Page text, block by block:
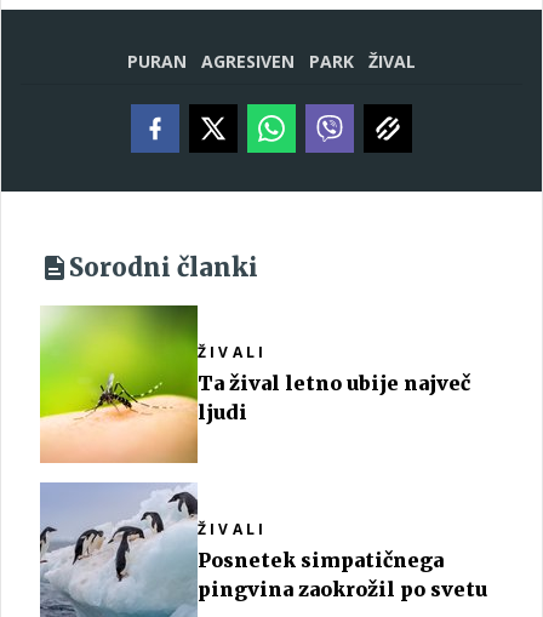
PURAN AGRESIVEN PARK ŽIVAL
Sorodni članki
ŽIVALI
Ta žival letno ubije največ
ljudi
ŽIVALI
Posnetek simpatičnega
pingvina zaokrožil po svetu